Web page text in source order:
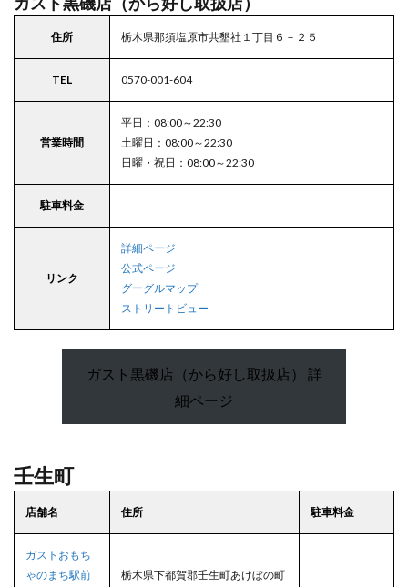
住所 栃木県那須塩原市共墾社１丁目６－２５
TEL 0570-001-604
営業時間
平日：08:00～22:30
土曜日：08:00～22:30
日曜・祝日：08:00～22:30
駐車料金
リンク
詳細ページ
公式ページ
グーグルマップ
ストリートビュー
ガスト黒磯店（から好し取扱店） 詳
細ページ
壬生町
店舗名 住所 駐車料金
ガストおもち
ゃのまち駅前
栃木県下都賀郡壬生町あけぼの町